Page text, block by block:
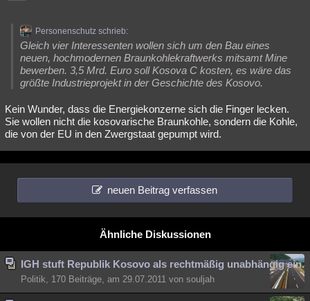
Personenschutz schrieb:
Gleich vier Interessenten wollen sich um den Bau eines
neuen, hochmodernen Braunkohlekraftwerks mitsamt Mine
bewerben. 3,5 Mrd. Euro soll Kosova C kosten, es wäre das
größte Industrieprojekt in der Geschichte des Kosovo.
Kein Wunder, dass die Energiekonzerne sich die Finger lecken.
Sie wollen nicht die kosovarische Braunkohle, sondern die Kohle,
die von der EU in den Zwergstaat gepumpt wird.
neuen Beitrag verfassen
Ähnliche Diskussionen
IGH stuft Republik Kosovo als rechtmäßig unabhängig ein.
Politik, 170 Beiträge, am 29.07.2011 von souljah